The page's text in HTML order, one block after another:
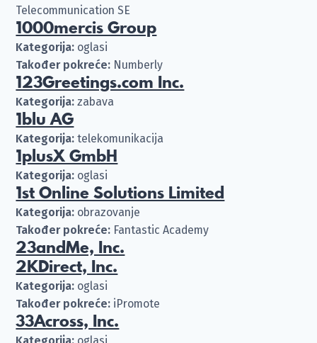
Telecommunication SE
1000mercis Group
Kategorija: oglasi
Također pokreće: Numberly
123Greetings.com Inc.
Kategorija: zabava
1blu AG
Kategorija: telekomunikacija
1plusX GmbH
Kategorija: oglasi
1st Online Solutions Limited
Kategorija: obrazovanje
Također pokreće: Fantastic Academy
23andMe, Inc.
2KDirect, Inc.
Kategorija: oglasi
Također pokreće: iPromote
33Across, Inc.